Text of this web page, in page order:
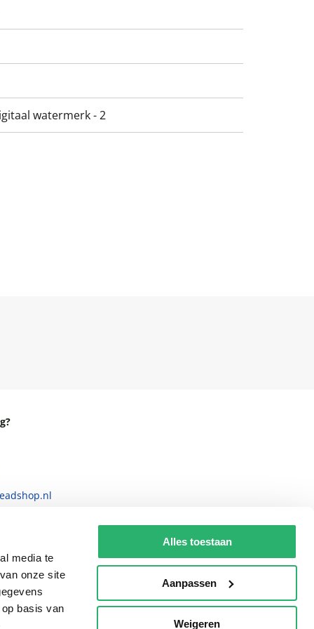
media te
onze site
basis van
Alles toestaan
Aanpassen
Weigeren
watermerk - 2